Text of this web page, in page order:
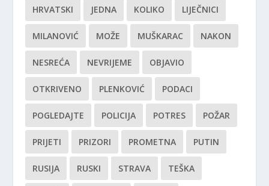
HRVATSKI JEDNA KOLIKO LIJEČNICI
MILANOVIĆ MOŽE MUŠKARAC NAKON
NESREĆA NEVRIJEME OBJAVIO
OTKRIVENO PLENKOVIĆ PODACI
POGLEDAJTE POLICIJA POTRES POŽAR
PRIJETI PRIZORI PROMETNA PUTIN
RUSIJA RUSKI STRAVA TEŠKA